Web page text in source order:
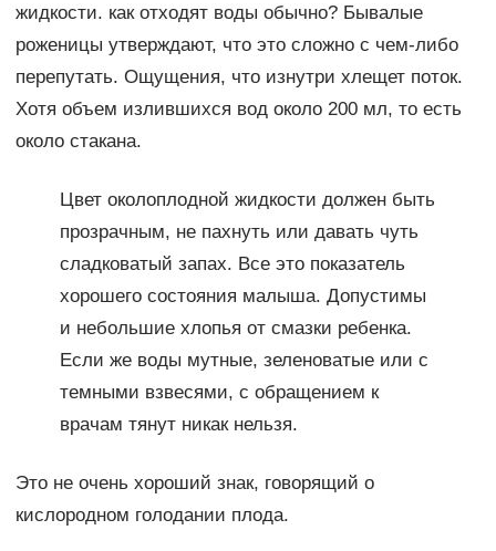
жидкости. как отходят воды обычно? Бывалые
роженицы утверждают, что это сложно с чем-либо
перепутать. Ощущения, что изнутри хлещет поток.
Хотя объем излившихся вод около 200 мл, то есть
около стакана.
Цвет околоплодной жидкости должен быть
прозрачным, не пахнуть или давать чуть
сладковатый запах. Все это показатель
хорошего состояния малыша. Допустимы
и небольшие хлопья от смазки ребенка.
Если же воды мутные, зеленоватые или с
темными взвесями, с обращением к
врачам тянут никак нельзя.
Это не очень хороший знак, говорящий о
кислородном голодании плода.